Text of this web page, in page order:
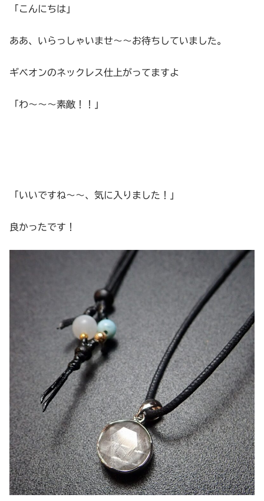
「こんにちは」
ああ、いらっしゃいませ～～お待ちしていました。
ギベオンのネックレス仕上がってますよ
「わ～～～素敵！！」
「いいですね～～、気に入りました！」
良かったです！